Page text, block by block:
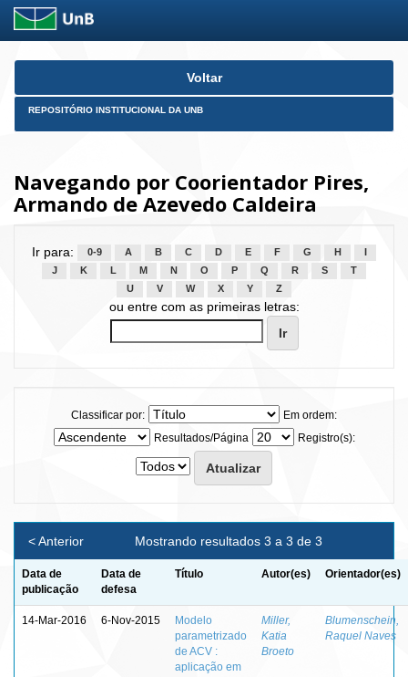
Skip
Voltar
REPOSITÓRIO INSTITUCIONAL DA UNB
Navegando por Coorientador Pires,
Armando de Azevedo Caldeira
Ir para: 0-9 A B C D E F G H
J
K L M N O P Q R S
T
U
V W X Y Z
ou entre com as primeiras letras:
Classificar por:
Em ordem:
Resultados/Página
Registro(s):
Mostrando resultados 3 a 3 de 3
< Anterior
Data de
publicação
Data de
defesa
Título Autor(es) Orientador(es)
14-Mar-2016 6-Nov-2015
Modelo
parametrizado
de ACV :
aplicação em
Miller,
Katia
Broeto
Blumenschein,
Raquel Naves